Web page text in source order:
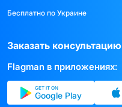
Бесплатно по Украине
Заказать консультацию
Flagman в приложениях:
GET IT ON
Google Play